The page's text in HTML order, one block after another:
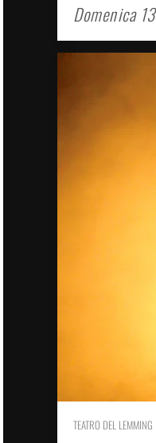
Domenica
TEATRO DEL LEMMING